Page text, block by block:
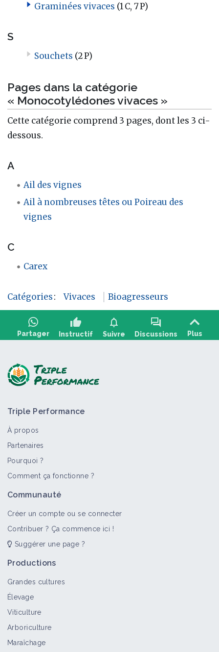
Graminées vivaces (1 C, 7 P)
S
Souchets (2 P)
Pages dans la catégorie
« Monocotylédones vivaces »
Cette catégorie comprend 3 pages, dont les 3 ci-
dessous.
A
Ail des vignes
Ail à nombreuses têtes ou Poireau des
vignes
C
Carex
Catégories: Vivaces Bioagresseurs
Partager
thumb_up
Instructif
notifications
Suivre
forum
Discussions Plus
Ptéridophytes
Triple Performance
À propos
Partenaires
Pourquoi ?
Comment ça fonctionne ?
Communauté
Créer un compte ou se connecter
Contribuer ? Ça commence ici !
Suggérer une page ?
Productions
Grandes cultures
Élevage
Viticulture
Arboriculture
Maraîchage